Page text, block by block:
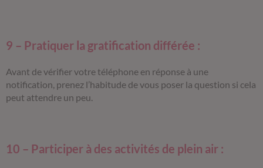
9 – Pratiquer la gratification différée :
Avant de vérifier votre téléphone en réponse à une
notification, prenez l’habitude de vous poser la question si cela
peut attendre un peu.
10 – Participer à des activités de plein air :